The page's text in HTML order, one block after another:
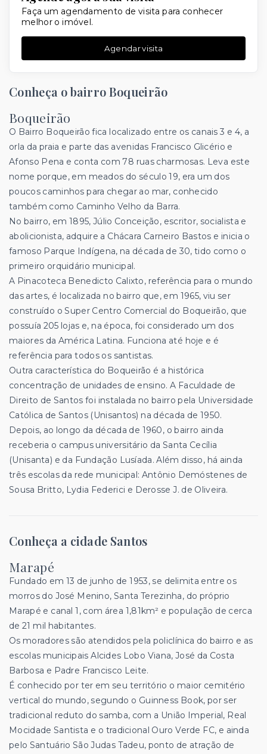
Faça um agendamento de visita para conhecer
melhor o imóvel.
Agendar visita
Conheça o bairro Boqueirão
Boqueirão
O Bairro Boqueirão fica localizado entre os canais 3 e 4, a
orla da praia e parte das avenidas Francisco Glicério e
Afonso Pena e conta com 78 ruas charmosas. Leva este
nome porque, em meados do século 19, era um dos
poucos caminhos para chegar ao mar, conhecido
também como Caminho Velho da Barra.
No bairro, em 1895, Júlio Conceição, escritor, socialista e
abolicionista, adquire a Chácara Carneiro Bastos e inicia o
famoso Parque Indígena, na década de 30, tido como o
primeiro orquidário municipal.
A Pinacoteca Benedicto Calixto, referência para o mundo
das artes, é localizada no bairro que, em 1965, viu ser
construído o Super Centro Comercial do Boqueirão, que
possuía 205 lojas e, na época, foi considerado um dos
maiores da América Latina. Funciona até hoje e é
referência para todos os santistas.
Outra característica do Boqueirão é a histórica
concentração de unidades de ensino. A Faculdade de
Direito de Santos foi instalada no bairro pela Universidade
Católica de Santos (Unisantos) na década de 1950.
Depois, ao longo da década de 1960, o bairro ainda
receberia o campus universitário da Santa Cecília
(Unisanta) e da Fundação Lusíada. Além disso, há ainda
três escolas da rede municipal: Antônio Demóstenes de
Sousa Britto, Lydia Federici e Derosse J. de Oliveira.
Conheça a cidade Santos
Marapé
Fundado em 13 de junho de 1953, se delimita entre os
morros do José Menino, Santa Terezinha, do próprio
Marapé e canal 1, com área 1,81km² e população de cerca
de 21 mil habitantes.
Os moradores são atendidos pela policlínica do bairro e as
escolas municipais Alcides Lobo Viana, José da Costa
Barbosa e Padre Francisco Leite.
É conhecido por ter em seu território o maior cemitério
vertical do mundo, segundo o Guinness Book, por ser
tradicional reduto do samba, com a União Imperial, Real
Mocidade Santista e o tradicional Ouro Verde FC, e ainda
pelo Santuário São Judas Tadeu, ponto de atração de